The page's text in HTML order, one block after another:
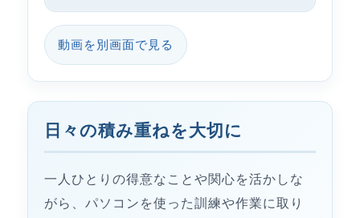
動画を別画面で見る
日々の積み重ねを大切に
一人ひとりの得意なことや関心を活かしな
がら、パソコンを使った訓練や作業に取り